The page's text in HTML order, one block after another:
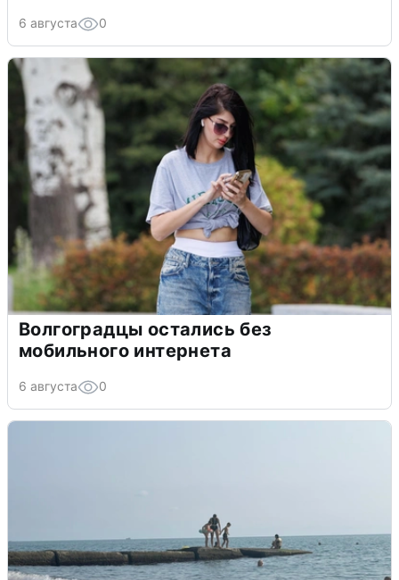
6 августа 0
Волгоградцы остались без
мобильного интернета
6 августа 0